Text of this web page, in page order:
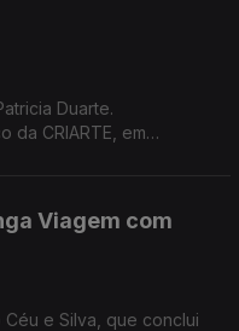
Duarte.
da CRIARTE, em
Viagem com
e Silva, que conclui